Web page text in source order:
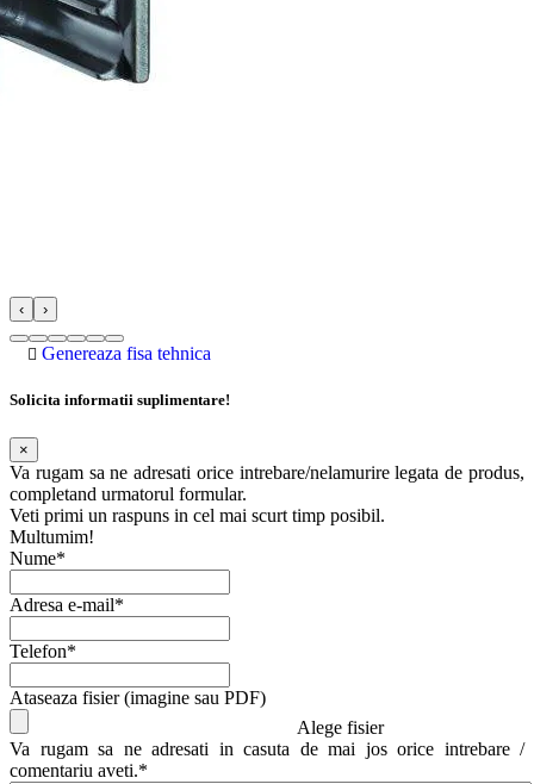
‹ ›
Genereaza fisa tehnica
Solicita informatii suplimentare!
×
Va rugam sa ne adresati orice intrebare/nelamurire legata de produs,
completand urmatorul formular.
Veti primi un raspuns in cel mai scurt timp posibil.
Multumim!
Nume*
Adresa e-mail*
Telefon*
Ataseaza fisier (imagine sau PDF)
Alege fisier
Va rugam sa ne adresati in casuta de mai jos orice intrebare /
comentariu aveti.*